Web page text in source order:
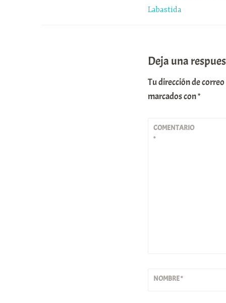
Labastida
Deja una
Tu dirección de
marcados con*
COMENTARIO
*
NOMBRE*